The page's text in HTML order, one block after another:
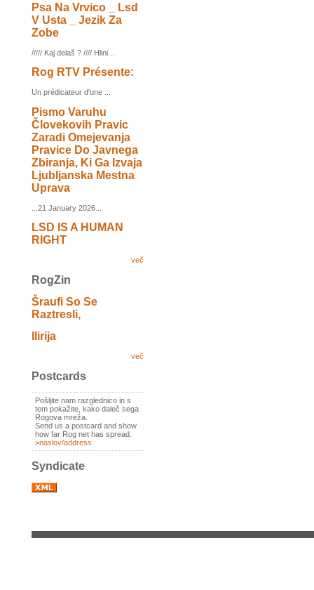
Psa Na Vrvico _ Lsd
V Usta _ Jezik Za
Zobe
///// Kaj delaš ? //// Hlini...
Rog RTV Présente:
Un prédicateur d'une ...
Pismo Varuhu
Človekovih Pravic
Zaradi Omejevanja
Pravice Do Javnega
Zbiranja, Ki Ga Izvaja
Ljubljanska Mestna
Uprava
...21 January 2026...
LSD IS A HUMAN
RIGHT
več
RogZin
Šraufi So Se
Raztresli,
Ilirija
več
Postcards
Pošljite nam razglednico in s
tem pokažite, kako daleč sega
Rogova mreža.
Send us a postcard and show
how far Rog net has spread.
>naslov/address
Syndicate